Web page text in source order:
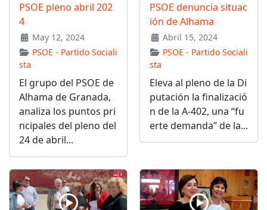
PSOE pleno abril 202
4
May 12, 2024
PSOE - Partido Sociali
sta
El grupo del PSOE de
Alhama de Granada,
analiza los puntos pri
ncipales del pleno del
24 de abril...
PSOE denuncia situac
ión de Alhama
Abril 15, 2024
PSOE - Partido Sociali
sta
Eleva al pleno de la Di
putación la finalizació
n de la A-402, una “fu
erte demanda” de la...